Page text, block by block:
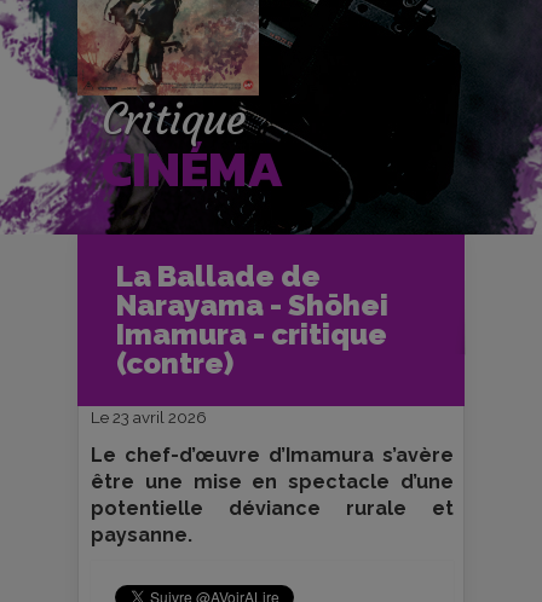
Critique
CINÉMA
La Ballade de
Narayama - Shōhei
Imamura - critique
(contre)
Accueil
Cinéma
Critiques et fiches films
La Ballade de Narayama - Shōhei
Imamura - critique (contre)
Le 23 avril 2026
Le chef-d’œuvre d’Imamura s’avère
être une mise en spectacle d’une
potentielle déviance rurale et
paysanne.